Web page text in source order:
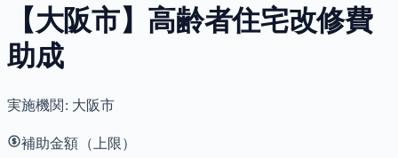
【大阪市】高齢者住宅改修費
助成
実施機関: 大阪市
補助金額（上限）